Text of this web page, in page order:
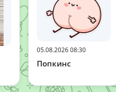
05.08.2026 08:30
Попкинс